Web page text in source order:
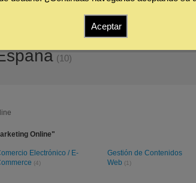
(10)
Online"
Electrónico / E-
(4)
Gestión de Contenidos
Web (1)
Aceptar